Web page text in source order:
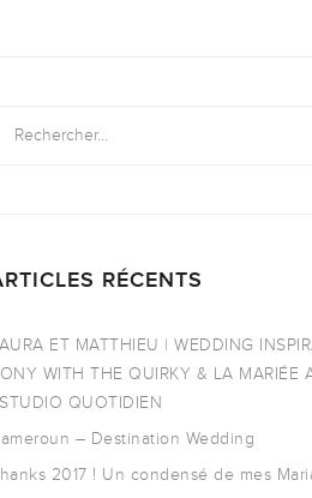
RÉCENTS
ET MATTHIEU | WEDDING
WITH THE QUIRKY & LA MARIÉE
QUOTIDIEN
– Destination Wedding
2017 ! Un condensé de mes